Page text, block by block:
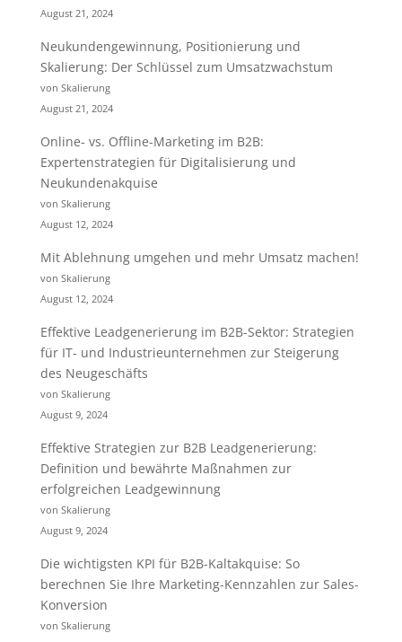
August 21, 2024
Neukundengewinnung, Positionierung und
Skalierung: Der Schlüssel zum Umsatzwachstum
von Skalierung
August 21, 2024
Online- vs. Offline-Marketing im B2B:
Expertenstrategien für Digitalisierung und
Neukundenakquise
von Skalierung
August 12, 2024
Mit Ablehnung umgehen und mehr Umsatz machen!
von Skalierung
August 12, 2024
Effektive Leadgenerierung im B2B-Sektor: Strategien
für IT- und Industrieunternehmen zur Steigerung
des Neugeschäfts
von Skalierung
August 9, 2024
Effektive Strategien zur B2B Leadgenerierung:
Definition und bewährte Maßnahmen zur
erfolgreichen Leadgewinnung
von Skalierung
August 9, 2024
Die wichtigsten KPI für B2B-Kaltakquise: So
berechnen Sie Ihre Marketing-Kennzahlen zur Sales-
Konversion
von Skalierung